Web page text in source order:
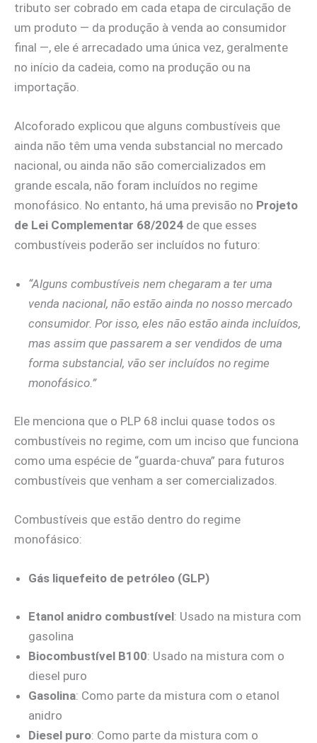
tributo ser cobrado em cada etapa de circulação de
um produto — da produção à venda ao consumidor
final —, ele é arrecadado uma única vez, geralmente
no início da cadeia, como na produção ou na
importação.
Alcoforado explicou que alguns combustíveis que
ainda não têm uma venda substancial no mercado
nacional, ou ainda não são comercializados em
grande escala, não foram incluídos no regime
monofásico. No entanto, há uma previsão no Projeto
de Lei Complementar 68/2024 de que esses
combustíveis poderão ser incluídos no futuro:
“Alguns combustíveis nem chegaram a ter uma
venda nacional, não estão ainda no nosso mercado
consumidor. Por isso, eles não estão ainda incluídos,
mas assim que passarem a ser vendidos de uma
forma substancial, vão ser incluídos no regime
monofásico.”
Ele menciona que o PLP 68 inclui quase todos os
combustíveis no regime, com um inciso que funciona
como uma espécie de “guarda-chuva” para futuros
combustíveis que venham a ser comercializados.
Combustíveis que estão dentro do regime
monofásico:
Gás liquefeito de petróleo (GLP)
Etanol anidro combustível: Usado na mistura com
gasolina
Biocombustível B100: Usado na mistura com o
diesel puro
Gasolina: Como parte da mistura com o etanol
anidro
Diesel puro: Como parte da mistura com o